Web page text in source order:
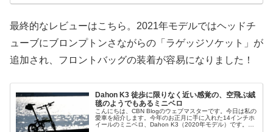
最終的なレビューはこちら。2021年モデルではヘッドチ
ューブにブロンプトンさながらの「ラゲッジソケット」が
追加され、フロントバッグの装着が容易になりました！
Dahon K3 徒歩に限りなく近い感覚の、空飛ぶ絨
毯のようでもあるミニベロ
こんにちは、CBN Blogのウェブマスターです。今日は私の
愛車を紹介します。今年のお正月に手に入れた14インチホ
イールのミニベロ、Dahon K3（2020年モデル）です。こ